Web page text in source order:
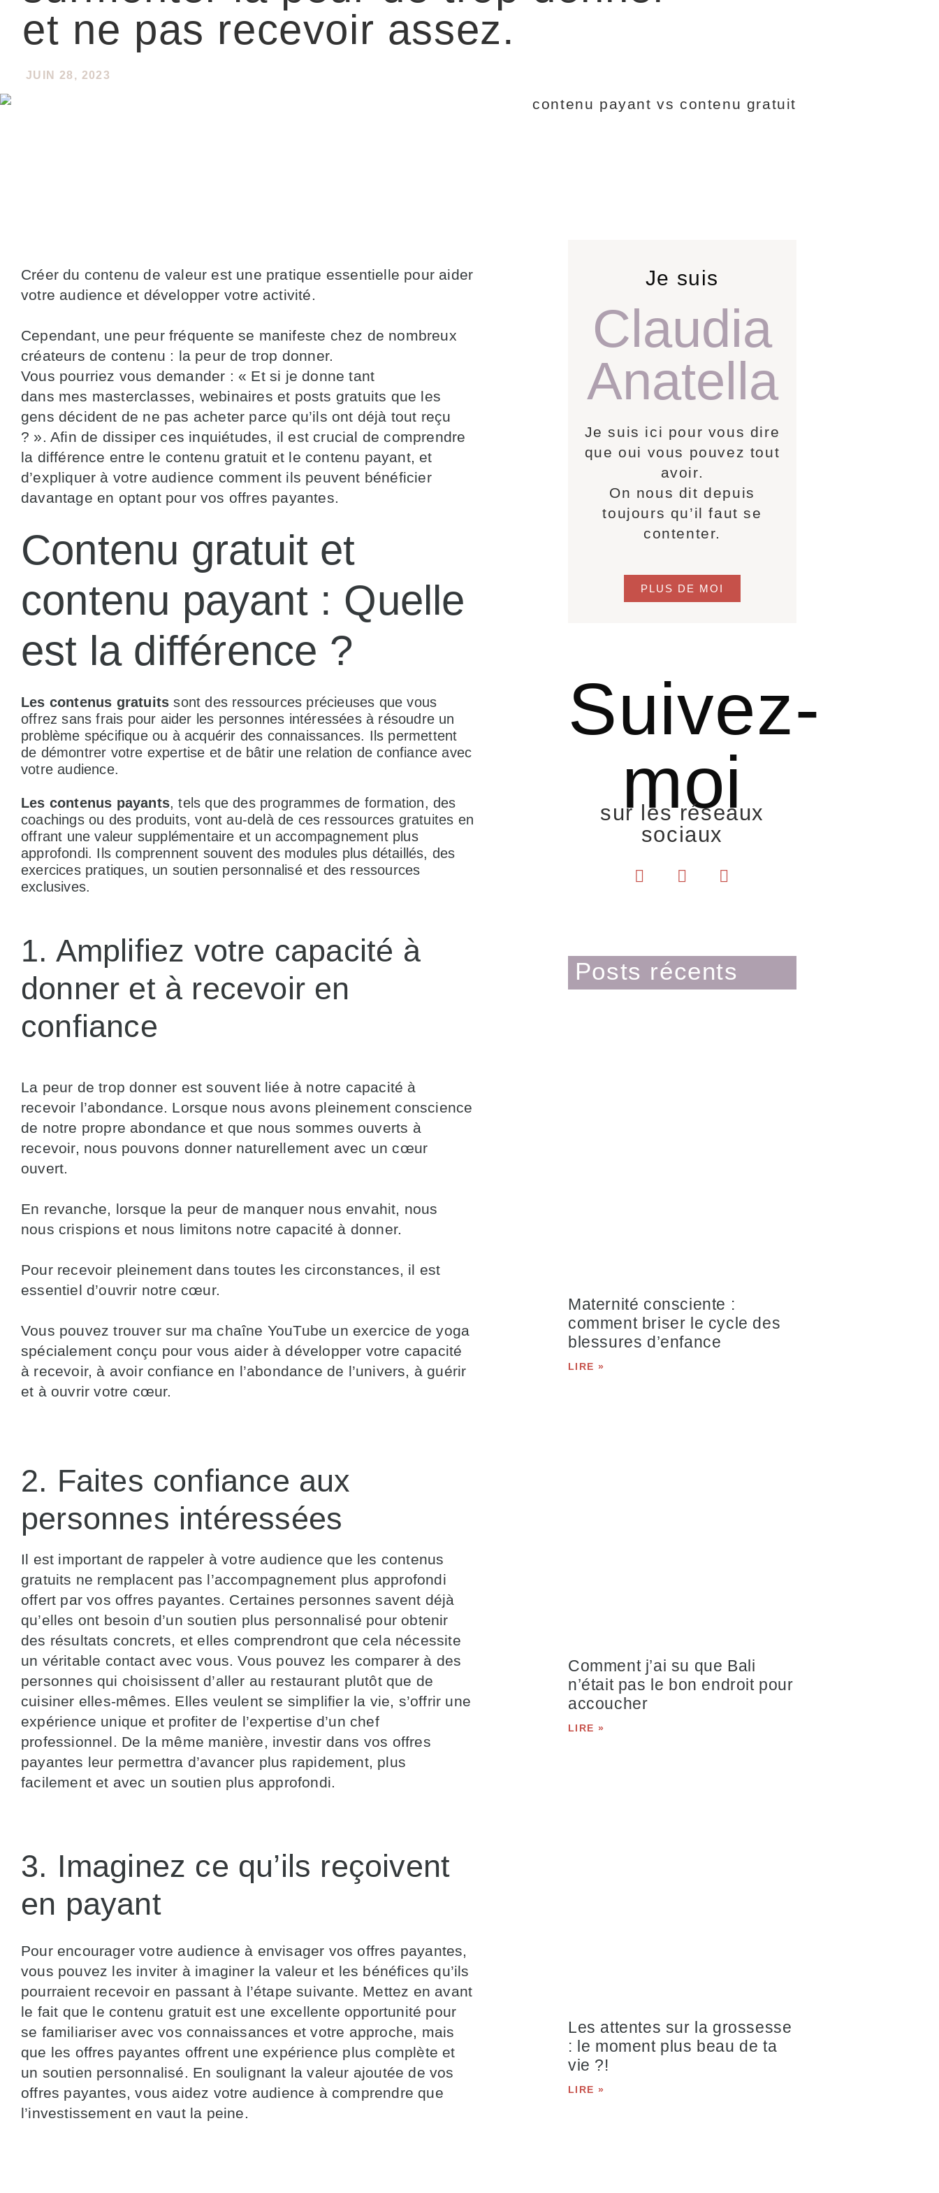
et ne pas recevoir assez.
JUIN 28, 2023
Créer du contenu de valeur est une pratique essentielle pour aider
votre audience et développer votre activité.
Cependant, une peur fréquente se manifeste chez de nombreux
créateurs de contenu : la peur de trop donner.
Vous pourriez vous demander : « Et si je donne tant
dans mes masterclasses, webinaires et posts gratuits que les
gens décident de ne pas acheter parce qu’ils ont déjà tout reçu
? ». Afin de dissiper ces inquiétudes, il est crucial de comprendre
la différence entre le contenu gratuit et le contenu payant, et
d’expliquer à votre audience comment ils peuvent bénéficier
davantage en optant pour vos offres payantes.
Contenu gratuit et
contenu payant : Quelle
est la différence ?
Les contenus gratuits sont des ressources précieuses que vous
offrez sans frais pour aider les personnes intéressées à résoudre un
problème spécifique ou à acquérir des connaissances. Ils permettent
de démontrer votre expertise et de bâtir une relation de confiance avec
votre audience.
Les contenus payants, tels que des programmes de formation, des
coachings ou des produits, vont au-delà de ces ressources gratuites en
offrant une valeur supplémentaire et un accompagnement plus
approfondi. Ils comprennent souvent des modules plus détaillés, des
exercices pratiques, un soutien personnalisé et des ressources
exclusives.
1. Amplifiez votre capacité à
donner et à recevoir en
confiance
La peur de trop donner est souvent liée à notre capacité à
recevoir l’abondance. Lorsque nous avons pleinement conscience
de notre propre abondance et que nous sommes ouverts à
recevoir, nous pouvons donner naturellement avec un cœur
ouvert.
En revanche, lorsque la peur de manquer nous envahit, nous
nous crispions et nous limitons notre capacité à donner.
Pour recevoir pleinement dans toutes les circonstances, il est
essentiel d’ouvrir notre cœur.
Vous pouvez trouver sur ma chaîne YouTube un exercice de yoga
spécialement conçu pour vous aider à développer votre capacité
à recevoir, à avoir confiance en l’abondance de l’univers, à guérir
et à ouvrir votre cœur.
2. Faites confiance aux
personnes intéressées
Il est important de rappeler à votre audience que les contenus
gratuits ne remplacent pas l’accompagnement plus approfondi
offert par vos offres payantes. Certaines personnes savent déjà
qu’elles ont besoin d’un soutien plus personnalisé pour obtenir
des résultats concrets, et elles comprendront que cela nécessite
un véritable contact avec vous. Vous pouvez les comparer à des
personnes qui choisissent d’aller au restaurant plutôt que de
cuisiner elles-mêmes. Elles veulent se simplifier la vie, s’offrir une
expérience unique et profiter de l’expertise d’un chef
professionnel. De la même manière, investir dans vos offres
payantes leur permettra d’avancer plus rapidement, plus
facilement et avec un soutien plus approfondi.
3. Imaginez ce qu’ils reçoivent
en payant
Pour encourager votre audience à envisager vos offres payantes,
vous pouvez les inviter à imaginer la valeur et les bénéfices qu’ils
pourraient recevoir en passant à l’étape suivante. Mettez en avant
le fait que le contenu gratuit est une excellente opportunité pour
se familiariser avec vos connaissances et votre approche, mais
que les offres payantes offrent une expérience plus complète et
un soutien personnalisé. En soulignant la valeur ajoutée de vos
offres payantes, vous aidez votre audience à comprendre que
l’investissement en vaut la peine.
Je suis
Claudia
Anatella
Je suis ici pour vous dire
que oui vous pouvez tout
avoir.
On nous dit depuis
toujours qu’il faut se
contenter.
PLUS DE MOI
Suivez-
moi
sur les réseaux
sociaux
Posts récents
Maternité consciente :
comment briser le cycle des
blessures d’enfance
LIRE »
Comment j’ai su que Bali
n’était pas le bon endroit pour
accoucher
LIRE »
Les attentes sur la grossesse
: le moment plus beau de ta
vie ?!
LIRE »